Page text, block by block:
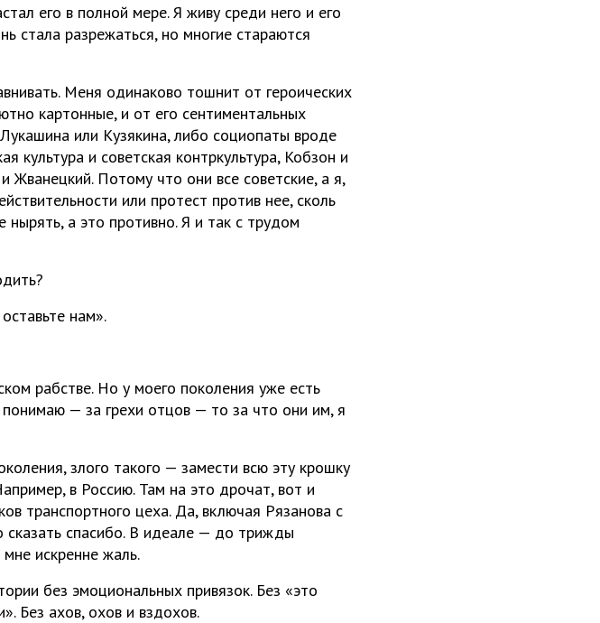
его в полной мере. Я живу среди него и его
стала разрежаться, но многие стараются
Меня одинаково тошнит от героических
картонные, и от его сентиментальных
или Кузякина, либо социопаты вроде
культура и советская контркультура, Кобзон и
Жванецкий. Потому что они все советские, а я,
или протест против нее, сколь
а это противно. Я и так с трудом
нам».
рабстве. Но у моего поколения уже есть
— за грехи отцов — то за что они им, я
злого такого — замести всю эту крошку
в Россию. Там на это дрочат, вот и
транспортного цеха. Да, включая Рязанова с
сказать спасибо. В идеале — до трижды
искренне жаль.
без эмоциональных привязок. Без «это
Без ахов, охов и вздохов.